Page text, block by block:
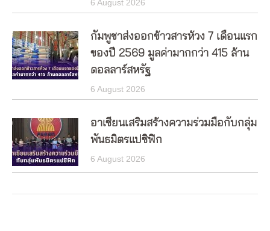
6 August 2026
กัมพูชาส่งออกข้าวสารห้วง 7 เดือนแรก
ของปี 2569 มูลค่ามากกว่า 415 ล้าน
ดอลลาร์สหรัฐ
6 August 2026
อาเซียนเสริมสร้างความร่วมมือกับกลุ่ม
พันธมิตรแปซิฟิก
6 August 2026